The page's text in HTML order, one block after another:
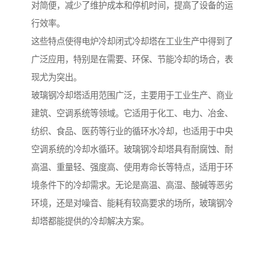
对简便，减少了维护成本和停机时间，提高了设备的运
行效率。
这些特点使得电炉冷却闭式冷却塔在工业生产中得到了
广泛应用，特别是在需要、环保、节能冷却的场合，表
现尤为突出。
玻璃钢冷却塔适用范围广泛，主要用于工业生产、商业
建筑、空调系统等领域。它适用于化工、电力、冶金、
纺织、食品、医药等行业的循环水冷却，也适用于中央
空调系统的冷却水循环。玻璃钢冷却塔具有耐腐蚀、耐
高温、重量轻、强度高、使用寿命长等特点，适用于环
境条件下的冷却需求。无论是高温、高湿、酸碱等恶劣
环境，还是对噪音、能耗有较高要求的场所，玻璃钢冷
却塔都能提供的冷却解决方案。